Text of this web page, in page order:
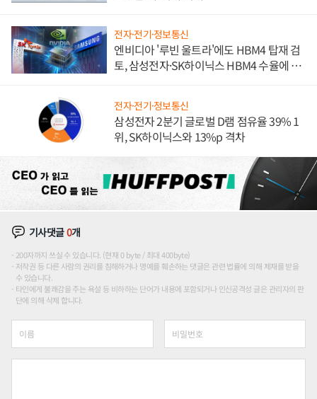
전자·전기·정보통신
엔비디아 '루빈 울트라'에도 HBM4 탑재 검
토, 삼성전자·SK하이닉스 HBM4 수율에 주
전자·전기·정보통신
삼성전자 2분기 글로벌 D램 점유율 39% 1
위, SK하이닉스와 13%p 격차
기사댓글0개
200자까지 쓰실 수 있습니다. (현재 0 byte / 최대 400byte)
저작권 등 다른 사람의 권리를 침해하거나 명예를 훼손하는 댓글은 관련 법률에 의해 제재를 받을
수 있습니다.
타인에게 불쾌감을 주는 욕설 등 비하하는 단어가 내용에 포함되거나 인신공격성 글은 관리자의 판
단에 의해 삭제 합니다.